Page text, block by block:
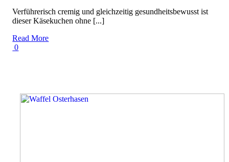
Verführerisch cremig und gleichzeitig gesundheitsbewusst ist
dieser Käsekuchen ohne [...]
Read More
0